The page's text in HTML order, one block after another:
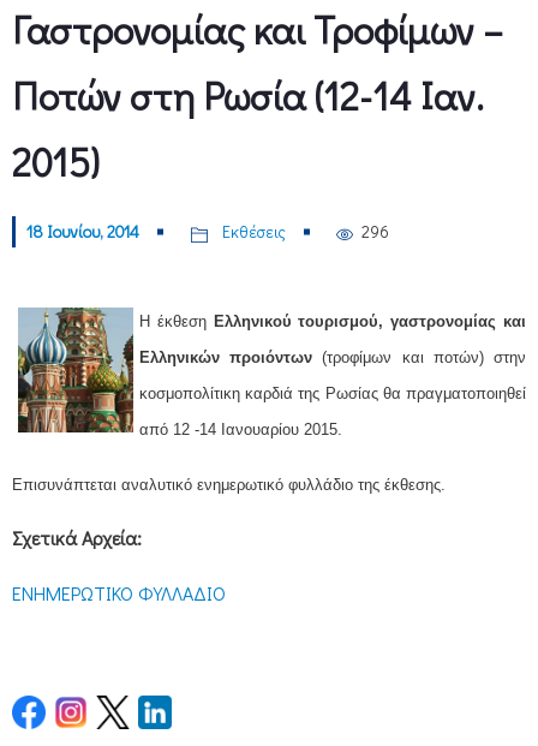
Γαστρονομίας και Τροφίμων –
Ποτών στη Ρωσία (12-14 Ιαν.
2015)
18 Ιουνίου, 2014 Εκθέσεις 296
Η έκθεση Ελληνικού τουρισμού, γαστρονομίας και
Ελληνικών προιόντων (τροφίμων και ποτών) στην
κοσμοπολίτικη καρδιά της Ρωσίας θα πραγματοποιηθεί
από 12 -14 Iανουαρίου 2015.
Επισυνάπτεται αναλυτικό ενημερωτικό φυλλάδιο της έκθεσης.
Σχετικά Αρχεία:
ΕΝΗΜΕΡΩΤΙΚΟ ΦΥΛΛΑΔΙΟ